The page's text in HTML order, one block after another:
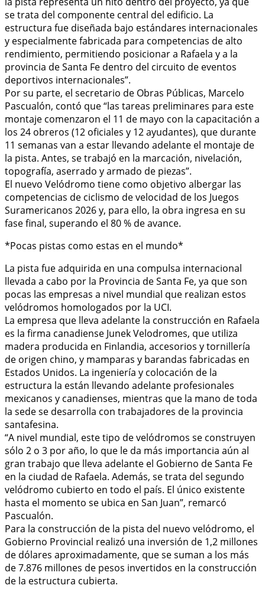
se trata del componente central del edificio. La
estructura fue diseñada bajo estándares internacionales
y especialmente fabricada para competencias de alto
rendimiento, permitiendo posicionar a Rafaela y a la
provincia de Santa Fe dentro del circuito de eventos
deportivos internacionales”.
Por su parte, el secretario de Obras Públicas, Marcelo
Pascualón, contó que “las tareas preliminares para este
montaje comenzaron el 11 de mayo con la capacitación a
los 24 obreros (12 oficiales y 12 ayudantes), que durante
11 semanas van a estar llevando adelante el montaje de
la pista. Antes, se trabajó en la marcación, nivelación,
topografía, aserrado y armado de piezas”.
El nuevo Velódromo tiene como objetivo albergar las
competencias de ciclismo de velocidad de los Juegos
Suramericanos 2026 y, para ello, la obra ingresa en su
fase final, superando el 80 % de avance.
*Pocas pistas como estas en el mundo*
La pista fue adquirida en una compulsa internacional
llevada a cabo por la Provincia de Santa Fe, ya que son
pocas las empresas a nivel mundial que realizan estos
velódromos homologados por la UCI.
La empresa que lleva adelante la construcción en Rafaela
es la firma canadiense Junek Velodromes, que utiliza
madera producida en Finlandia, accesorios y tornillería
de origen chino, y mamparas y barandas fabricadas en
Estados Unidos. La ingeniería y colocación de la
estructura la están llevando adelante profesionales
mexicanos y canadienses, mientras que la mano de toda
la sede se desarrolla con trabajadores de la provincia
santafesina.
“A nivel mundial, este tipo de velódromos se construyen
sólo 2 o 3 por año, lo que le da más importancia aún al
gran trabajo que lleva adelante el Gobierno de Santa Fe
en la ciudad de Rafaela. Además, se trata del segundo
velódromo cubierto en todo el país. El único existente
hasta el momento se ubica en San Juan”, remarcó
Pascualón.
Para la construcción de la pista del nuevo velódromo, el
Gobierno Provincial realizó una inversión de 1,2 millones
de dólares aproximadamente, que se suman a los más
de 7.876 millones de pesos invertidos en la construcción
de la estructura cubierta.